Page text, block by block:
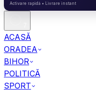
ACASĂ
ORADEA
BIHOR
POLITICĂ
SPORT